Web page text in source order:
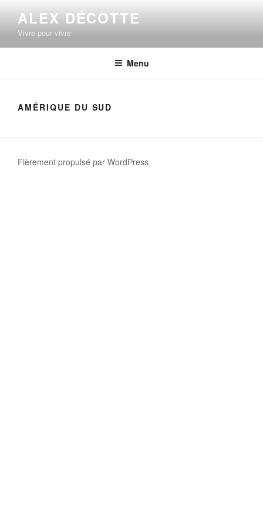
contenu
principal
ALEX DÉCOTTE
Vivre pour vivre
Menu
AMÉRIQUE DU SUD
Fièrement propulsé par WordPress